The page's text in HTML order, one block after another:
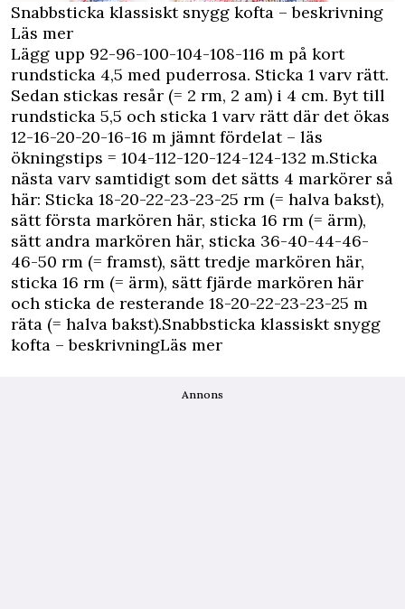
Snabbsticka klassiskt snygg kofta – beskrivning
Läs mer
Lägg upp 92-96-100-104-108-116 m på kort
rundsticka 4,5 med puderrosa. Sticka 1 varv rätt.
Sedan stickas resår (= 2 rm, 2 am) i 4 cm. Byt till
rundsticka 5,5 och sticka 1 varv rätt där det ökas
12-16-20-20-16-16 m jämnt fördelat – läs
ökningstips = 104-112-120-124-124-132 m.Sticka
nästa varv samtidigt som det sätts 4 markörer så
här: Sticka 18-20-22-23-23-25 rm (= halva bakst),
sätt första markören här, sticka 16 rm (= ärm),
sätt andra markören här, sticka 36-40-44-46-
46-50 rm (= framst), sätt tredje markören här,
sticka 16 rm (= ärm), sätt fjärde markören här
och sticka de resterande 18-20-22-23-23-25 m
räta (= halva bakst).Snabbsticka klassiskt snygg
kofta – beskrivningLäs mer
Annons